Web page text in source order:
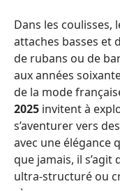
Dans les coulisses,
attaches basses et
de rubans ou de
aux années
de la mode
2025 invitent à
s’aventurer vers
avec une élégance
que jamais, il s’agit
ultra-structuré ou